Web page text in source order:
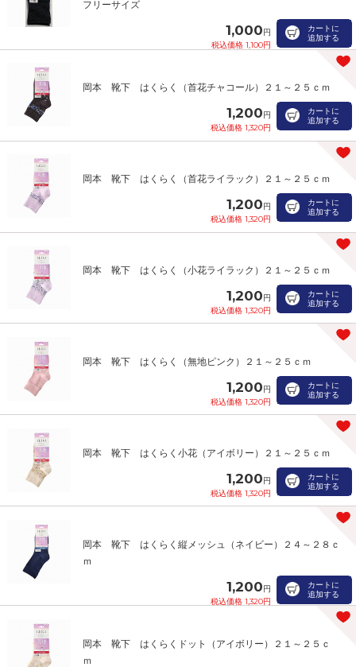
フリーサイズ
1,000円
税込価格 1,100円
カートに
追加する
岡本 靴下 はくらく（首花チャコール）２１～２５ｃｍ
1,200円
税込価格 1,320円
カートに
追加する
岡本 靴下 はくらく（首花ライラック）２１～２５ｃｍ
1,200円
税込価格 1,320円
カートに
追加する
岡本 靴下 はくらく（小花ライラック）２１～２５ｃｍ
1,200円
税込価格 1,320円
カートに
追加する
岡本 靴下 はくらく（無地ピンク）２１～２５ｃｍ
1,200円
税込価格 1,320円
カートに
追加する
岡本 靴下 はくらく小花（アイボリー）２１～２５ｃｍ
1,200円
税込価格 1,320円
カートに
追加する
岡本 靴下 はくらく縦メッシュ（ネイビー）２４～２８ｃ
ｍ
1,200円
税込価格 1,320円
カートに
追加する
岡本 靴下 はくらくドット（アイボリー）２１～２５ｃ
ｍ